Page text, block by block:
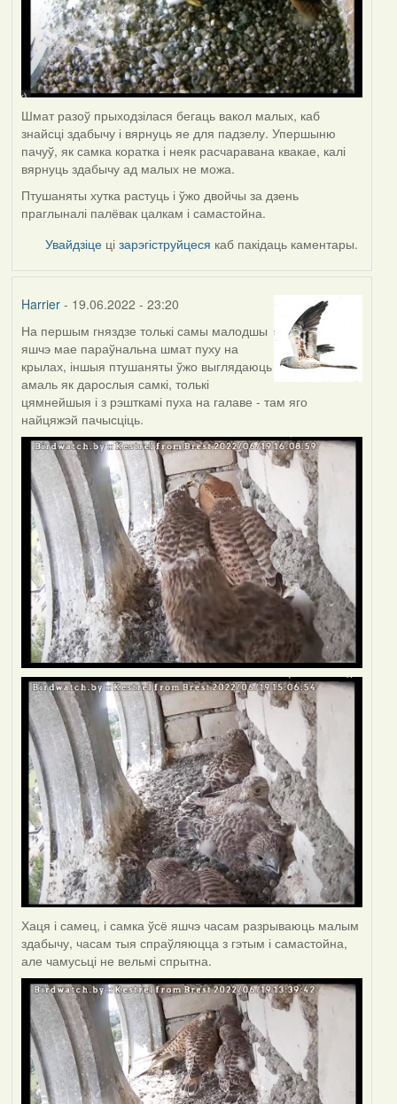
Шмат разоў прыходзілася бегаць вакол малых, каб
знайсці здабычу і вярнуць яе для падзелу. Упершыню
пачуў, як самка коратка і неяк расчаравана квакае, калі
вярнуць здабычу ад малых не можа.
Птушаняты хутка растуць і ўжо двойчы за дзень
праглыналі палёвак цалкам і самастойна.
Увайдзіце цізарэгіструйцеся каб пакідаць каментары.
Harrier- 19.06.2022 - 23:20
На першым гняздзе толькі самы малодшы
яшчэ мае параўнальна шмат пуху на
крылах, іншыя птушаняты ўжо выглядаюць
амаль як дарослыя самкі, толькі
цямнейшыя і з рэшткамі пуха на галаве - там яго
найцяжэй пачысціць.
Хаця і самец, і самка ўсё яшчэ часам разрываюць малым
здабычу, часам тыя спраўляюцца з гэтым і самастойна,
але чамусьці не вельмі спрытна.